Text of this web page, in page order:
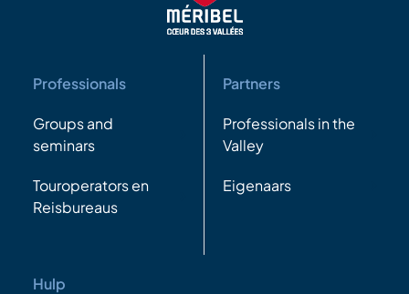
Professionals
Groups and
seminars
Touroperators en
Reisbureaus
Partners
Professionals in the
Valley
Eigenaars
Hulp